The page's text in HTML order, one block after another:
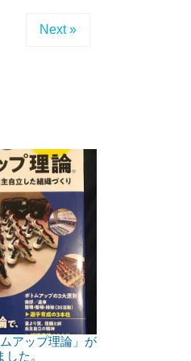
Next »
アップ理論」が
た。